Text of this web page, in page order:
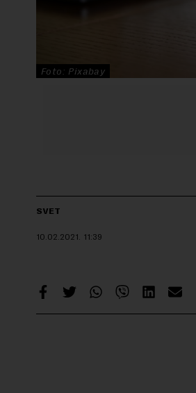
Foto: Pixabay
SVET
10.02.2021. 11:39